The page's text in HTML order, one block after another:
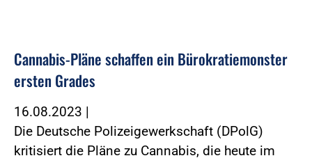
Cannabis-Pläne schaffen ein Bürokratiemonster
ersten Grades
16.08.2023 |
Die Deutsche Polizeigewerkschaft (DPolG)
kritisiert die Pläne zu Cannabis, die heute im